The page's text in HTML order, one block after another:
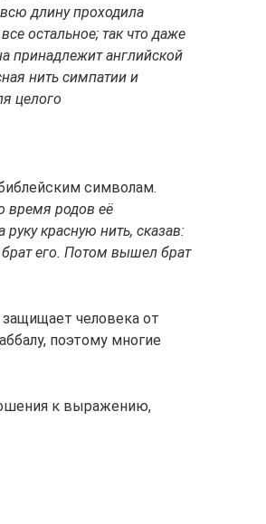
всю длину проходила
остальное; так что даже
принадлежит английской
нить симпатии и
целого
символам.
время родов её
красную нить, сказав:
его. Потом вышел брат
человека от
поэтому многие
к выражению,